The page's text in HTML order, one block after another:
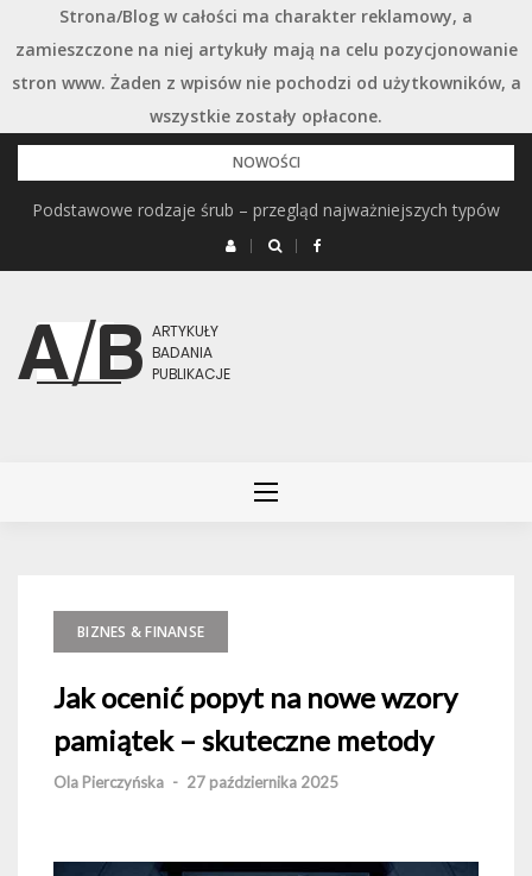
Strona/Blog w całości ma charakter reklamowy, a
zamieszczone na niej artykuły mają na celu pozycjonowanie
stron www. Żaden z wpisów nie pochodzi od użytkowników, a
wszystkie zostały opłacone.
Przejdź
do
treści
NOWOŚCI
Podstawowe rodzaje śrub – przegląd najważniejszych typów
BIZNES & FINANSE
Jak ocenić popyt na nowe wzory
pamiątek – skuteczne metody
Ola Pierczyńska - 27 października 2025